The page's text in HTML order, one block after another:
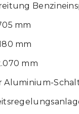
mm
mm
mm
Aluminium-